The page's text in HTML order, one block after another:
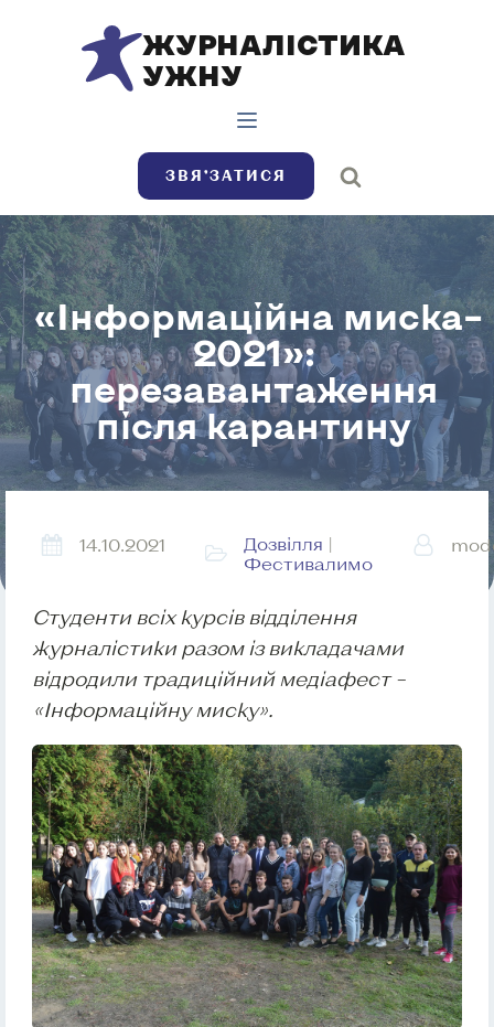
ЖУРНАЛІСТИКА
УЖНУ
ЗВЯ’ЗАТИСЯ
«Інформаційна миска–
2021»:
перезавантаження
після карантину
14.10.2021 Дозвілля |
Фестивалимо
Студенти всіх курсів відділення
журналістики разом із викладачами
відродили традиційний медіафест –
«Інформаційну миску».